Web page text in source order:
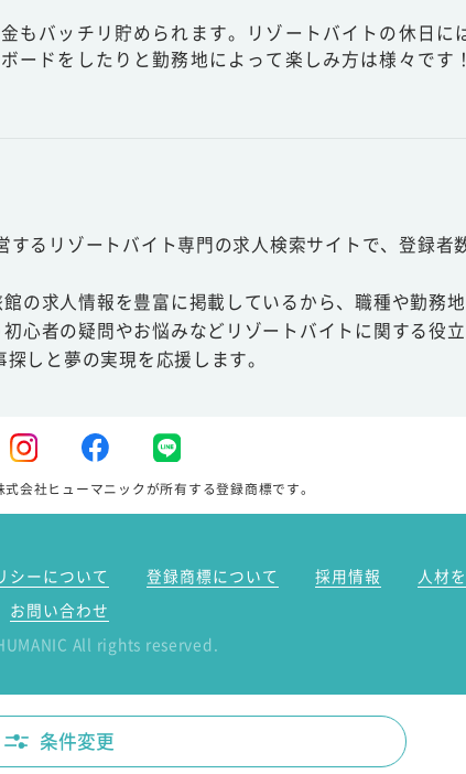
もバッチリ貯められます。リゾートバイトの休日に
ードをしたりと勤務地によって楽しみ方は様々です！
るリゾートバイト専門の求人検索サイトで、登録者
の求人情報を豊富に掲載しているから、職種や勤務
心者の疑問やお悩みなどリゾートバイトに関する役
しと夢の実現を応援します。
会社ヒューマニックが所有する登録商標です。
シーについて 登録商標について 採用情報
人材
お問い合わせ
All rights reserved.
条件変更